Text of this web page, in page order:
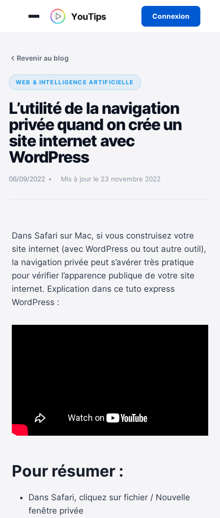
Connexion
Revenir au blog
WEB & INTELLIGENCE ARTIFICIELLE
L’utilité de la navigation
privée quand on crée un
site internet avec
WordPress
06/09/2022 Mis à jour le 23 novembre 2022
Dans Safari sur Mac, si vous construisez votre
site internet (avec WordPress ou tout autre outil),
la navigation privée peut s’avérer très pratique
pour vérifier l’apparence publique de votre site
internet. Explication dans ce tuto express
WordPress :
Pour résumer :
Dans Safari, cliquez sur fichier / Nouvelle
fenêtre privée